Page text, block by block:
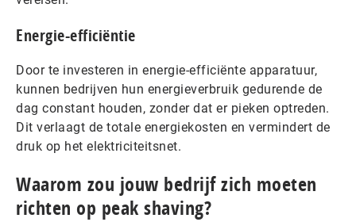
Energie-efficiëntie
Door te investeren in energie-efficiënte apparatuur,
kunnen bedrijven hun energieverbruik gedurende de
dag constant houden, zonder dat er pieken optreden.
Dit verlaagt de totale energiekosten en vermindert de
druk op het elektriciteitsnet.
Waarom zou jouw bedrijf zich moeten
richten op peak shaving?